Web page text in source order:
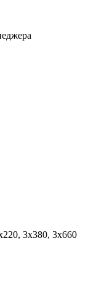
3x380, 3x660